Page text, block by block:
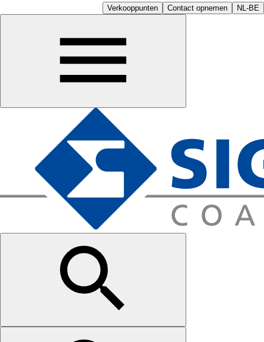
Verkooppunten Contact opnemen NL-BE